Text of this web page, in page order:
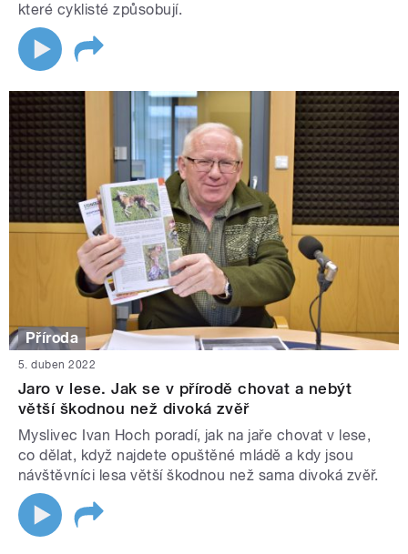
které cyklisté způsobují.
Příroda
5. duben 2022
Jaro v lese. Jak se v přírodě chovat a nebýt
větší škodnou než divoká zvěř
Myslivec Ivan Hoch poradí, jak na jaře chovat v lese,
co dělat, když najdete opuštěné mládě a kdy jsou
návštěvníci lesa větší škodnou než sama divoká zvěř.